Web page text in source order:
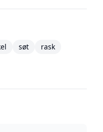
søt
rask